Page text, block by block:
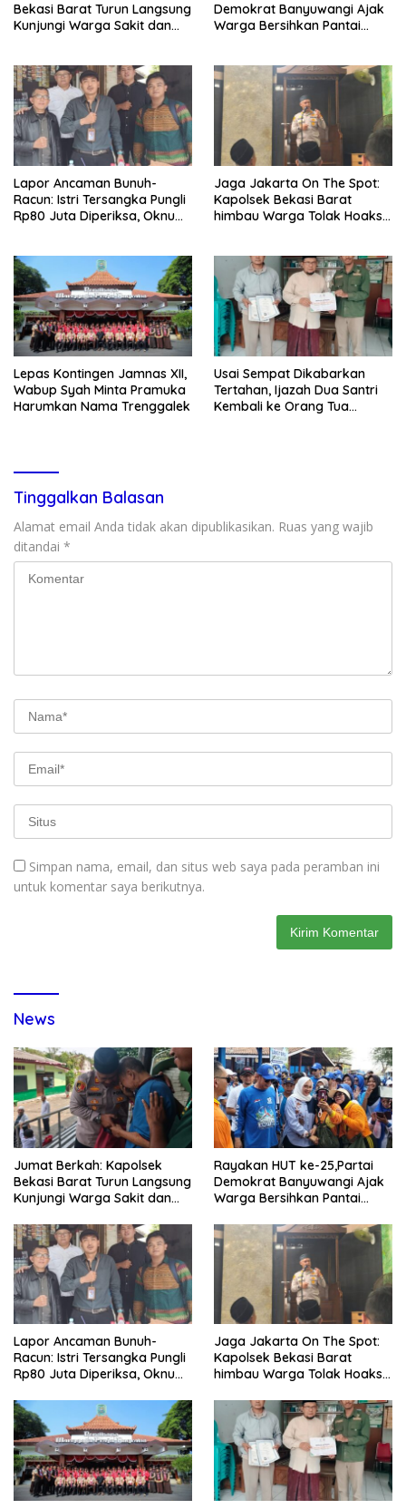
Bekasi Barat Turun Langsung
Kunjungi Warga Sakit dan
Demokrat Banyuwangi Ajak
Warga Bersihkan Pantai
Lapor Ancaman Bunuh-
Racun: Istri Tersangka Pungli
Rp80 Juta Diperiksa, Oknum
Jaga Jakarta On The Spot:
Kapolsek Bekasi Barat
himbau Warga Tolak Hoaks
Lepas Kontingen Jamnas XII,
Wabup Syah Minta Pramuka
Harumkan Nama Trenggalek
Usai Sempat Dikabarkan
Tertahan, Ijazah Dua Santri
Kembali ke Orang Tua
Tinggalkan Balasan
Alamat email Anda tidak akan dipublikasikan. Ruas yang wajib
ditandai *
Simpan nama, email, dan situs web saya pada peramban ini
untuk komentar saya berikutnya.
News
Jumat Berkah: Kapolsek
Bekasi Barat Turun Langsung
Kunjungi Warga Sakit dan
Rayakan HUT ke-25,Partai
Demokrat Banyuwangi Ajak
Warga Bersihkan Pantai
Lapor Ancaman Bunuh-
Racun: Istri Tersangka Pungli
Rp80 Juta Diperiksa, Oknum
Disdagperin
Jaga Jakarta On The Spot:
Kapolsek Bekasi Barat
himbau Warga Tolak Hoaks
Sholat Jumat